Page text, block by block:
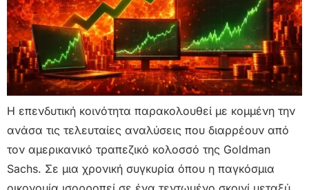
Η επενδυτική κοινότητα παρακολουθεί με κομμένη την
ανάσα τις τελευταίες αναλύσεις που διαρρέουν από
τον αμερικανικό τραπεζικό κολοσσό της Goldman
Sachs. Σε μια χρονική συγκυρία όπου η παγκόσμια